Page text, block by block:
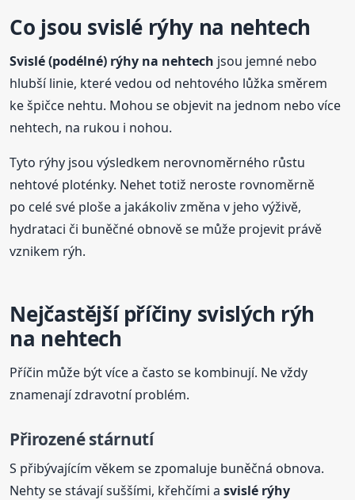
Co jsou svislé rýhy na nehtech
Svislé (podélné) rýhy na nehtech jsou jemné nebo
hlubší linie, které vedou od nehtového lůžka směrem
ke špičce nehtu. Mohou se objevit na jednom nebo více
nehtech, na rukou i nohou.
Tyto rýhy jsou výsledkem nerovnoměrného růstu
nehtové ploténky. Nehet totiž neroste rovnoměrně
po celé své ploše a jakákoliv změna v jeho výživě,
hydrataci či buněčné obnově se může projevit právě
vznikem rýh.
Nejčastější příčiny svislých rýh
na nehtech
Příčin může být více a často se kombinují. Ne vždy
znamenají zdravotní problém.
Přirozené stárnutí
S přibývajícím věkem se zpomaluje buněčná obnova.
Nehty se stávají suššími, křehčími asvislé rýhy